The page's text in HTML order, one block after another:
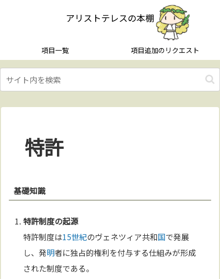
アリストテレスの本棚
項目一覧 項目追加のリクエスト
特許
基礎知識
特許制度の起源
特許制度は15世紀のヴェネツィア共和国で発展
し、発明者に独占的権利を付与する仕組みが形成
された制度である。